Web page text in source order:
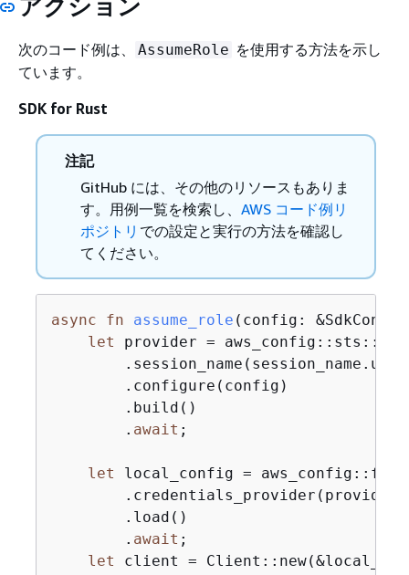
アクション
次のコード例は、 AssumeRole を使用する方法を示し
ています。
SDK for Rust
注記
GitHub には、その他のリソースもありま
す。用例一覧を検索し、 AWS コード例リ
ポジトリ での設定と実行の方法を確認し
てください。
async fn assume_role (config:
let provider =
        .configure(config)
        .build()
        .
await ;
let local_config =
        .credentials_provider(provider)
        .load()
        .
await ;
let client =